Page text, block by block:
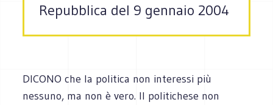
Repubblica del 9 gennaio 2004
DICONO che la politica non interessi più
nessuno, ma non è vero. Il politichese non